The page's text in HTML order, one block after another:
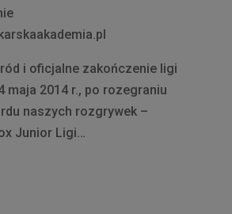
i oficjalne zakończenie ligi
maja 2014 r., po rozegraniu
naszych rozgrywek –
Junior Ligi…